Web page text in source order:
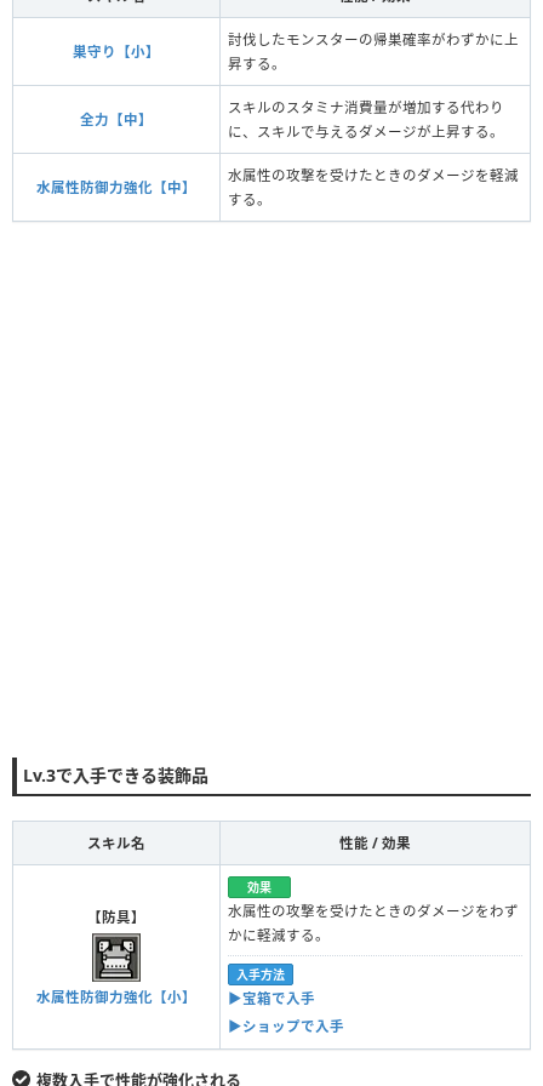
巣守り【小】
討伐したモンスターの帰巣確率がわずかに上
昇する。
全力【中】
スキルのスタミナ消費量が増加する代わり
に、スキルで与えるダメージが上昇する。
水属性防御力強化【中】
水属性の攻撃を受けたときのダメージを軽減
する。
Lv.3で入手できる装飾品
スキル名 性能 / 効果
【防具】
水属性防御力強化【小】
効果
水属性の攻撃を受けたときのダメージをわず
かに軽減する。
入手方法
▶︎宝箱で入手
▶︎ショップで入手
複数入手で性能が強化される